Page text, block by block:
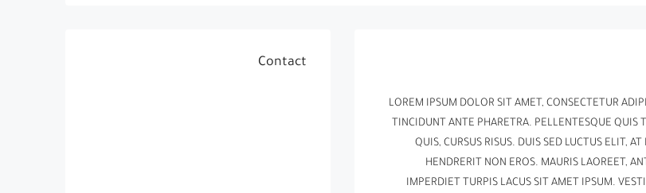
LOREM IPSUM DOLOR SIT AMET, CONSECTETUR
TINCIDUNT ANTE PHARETRA. PELLENTESQUE
QUIS, CURSUS RISUS. DUIS SED LUCTUS ELIT,
HENDRERIT NON EROS. MAURIS LAOREET,
IMPERDIET TURPIS LACUS SIT AMET IPSUM.
Contact